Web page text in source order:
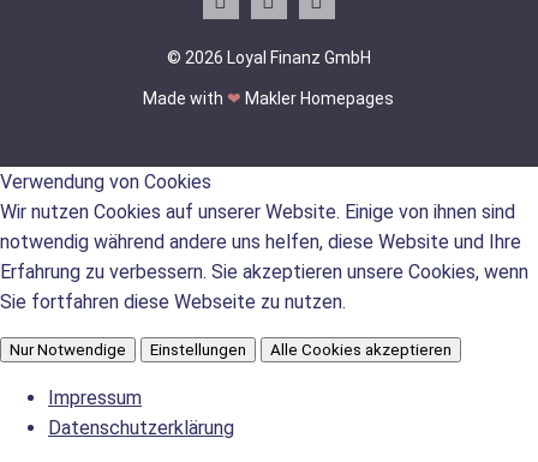
© 2026 Loyal Finanz GmbH
Made with❤ Makler Homepages
Verwendung von Cookies
Wir nutzen Cookies auf unserer Website. Einige von ihnen sind
notwendig während andere uns helfen, diese Website und Ihre
Erfahrung zu verbessern. Sie akzeptieren unsere Cookies, wenn
Sie fortfahren diese Webseite zu nutzen.
Nur Notwendige Einstellungen Alle Cookies akzeptieren
Impressum
Datenschutzerklärung